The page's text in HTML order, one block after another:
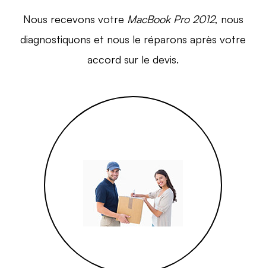
Nous recevons votre MacBook Pro 2012, nous
diagnostiquons et nous le réparons après votre
accord sur le devis.